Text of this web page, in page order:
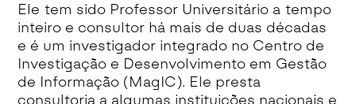
Ele tem sido Professor Universitário a tempo
inteiro e consultor há mais de duas décadas
e é um investigador integrado no Centro de
Investigação e Desenvolvimento em Gestão
de Informação (MagIC). Ele presta
consultoria a algumas instituições nacionais e